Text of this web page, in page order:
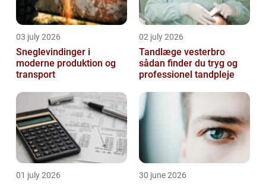
03 july 2026
Sneglevindinger i
moderne produktion og
transport
02 july 2026
Tandlæge vesterbro
sådan finder du tryg og
professionel tandpleje
01 july 2026 30 june 2026